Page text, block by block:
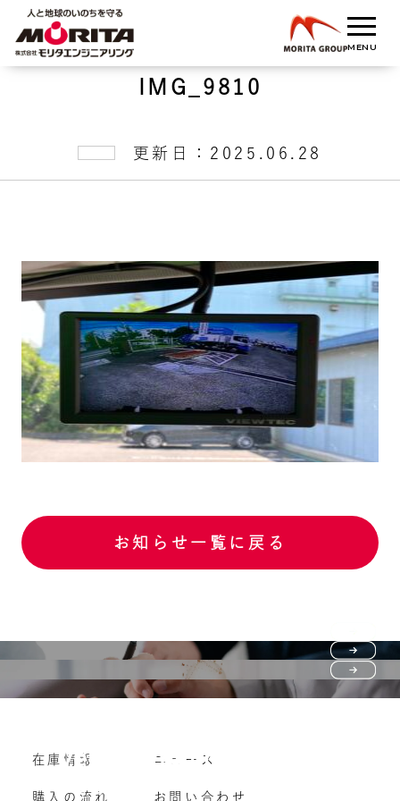
IMG_9810
更新日：2025.06.28
お知らせ一覧に戻る
購入の流れ
よくいただくご質問
Vehicle purchase
車両買い取り
在庫情報
購入の流れ
ニュース
お問い合わせ